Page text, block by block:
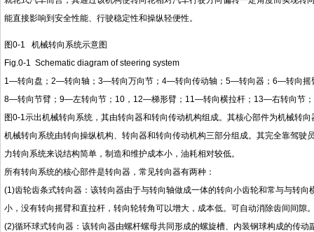
能直接影响到安全性能、行驶稳定性和操纵轻便性。
图0-1 机械转向系统示意图
Fig.0-1 Schematic diagram of steering system
1—转向盘；2—转向轴；3—转向万向节；4—转向传动轴；5—转向器；6—转向摇
8—转向节臂；9—左转向节；10，12—梯形臂；11—转向横拉杆；13—右转向节
图0-1示出机械转向系统，其由转向器和转向传动机构组成。其核心部件为机械转
机械转向系统由转向操纵机构、转向器和转向传动机构三部分组成。其完全靠驾
力转向系统来说结构简单，制造和维护成本小，油耗相对较低。
所有转向系统的核心部件是转向器，常见转向器有两种：
(1)齿轮齿条式转向器：该转向器由于与转向轴做成一体的转向小齿轮和常与与转
小，没有转向摇臂和直拉杆，转向轮转角可以增大，成本低。可自动消除齿间间隙
(2)循环球式转向器：该转向器由螺杆螺母共同形成的螺旋槽、内装钢球构成的传